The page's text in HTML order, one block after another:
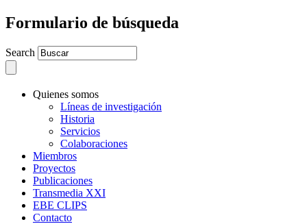
Formulario de búsqueda
Search
Quienes somos
Líneas de investigación
Historia
Servicios
Colaboraciones
Miembros
Proyectos
Publicaciones
Transmedia XXI
EBE CLIPS
Contacto